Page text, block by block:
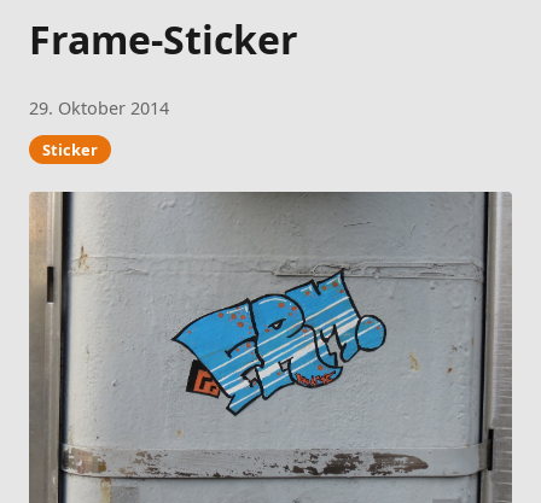
Frame-Sticker
29. Oktober 2014
Sticker